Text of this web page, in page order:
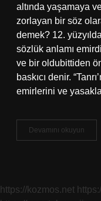
altında yaşamaya
zorlayan bir söz
demek? 12.
sözlük anlamı
ve bir oldubittiden
baskıcı denir.
emirlerini ve
Devamını okuyun
https://kozmos.net